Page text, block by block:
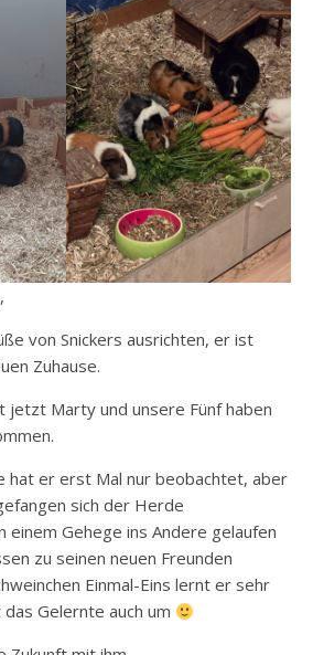
von Snickers ausrichten, er ist
Zuhause.
jetzt Marty und unsere Fünf haben
hat er erst Mal nur beobachtet, aber
sich der Herde
einem Gehege ins Andere gelaufen
zu seinen neuen Freunden
Einmal-Eins lernt er sehr
Gelernte auch um